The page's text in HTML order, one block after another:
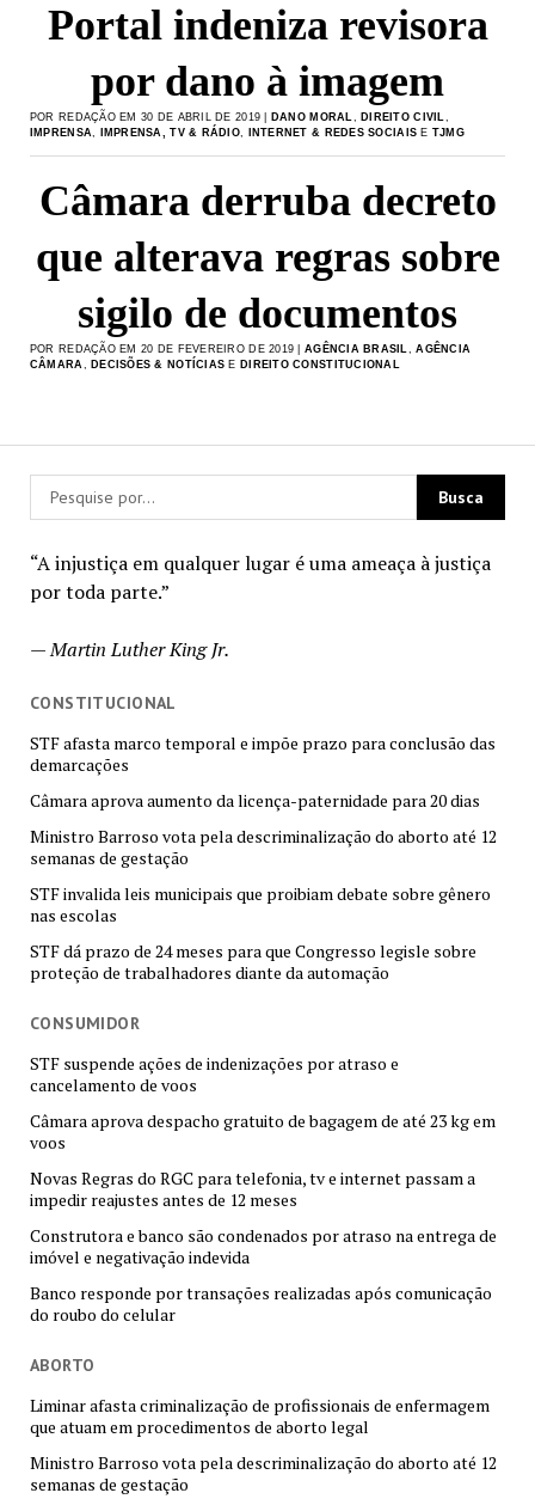
“A injustiça em qualquer lugar é uma ameaça à justiça
por toda parte.”
—Martin Luther King Jr.
CONSTITUCIONAL
STF afasta marco temporal e impõe prazo para conclusão das
demarcações
Câmara aprova aumento da licença-paternidade para 20 dias
Ministro Barroso vota pela descriminalização do aborto até 12
semanas de gestação
STF invalida leis municipais que proibiam debate sobre gênero
nas escolas
STF dá prazo de 24 meses para que Congresso legisle sobre
proteção de trabalhadores diante da automação
CONSUMIDOR
STF suspende ações de indenizações por atraso e
cancelamento de voos
Câmara aprova despacho gratuito de bagagem de até 23 kg em
voos
Novas Regras do RGC para telefonia, tv e internet passam a
impedir reajustes antes de 12 meses
Construtora e banco são condenados por atraso na entrega de
imóvel e negativação indevida
Banco responde por transações realizadas após comunicação
do roubo do celular
ABORTO
Liminar afasta criminalização de profissionais de enfermagem
que atuam em procedimentos de aborto legal
Ministro Barroso vota pela descriminalização do aborto até 12
semanas de gestação
Portal indeniza revisora
por dano à imagem
POR REDAÇÃO EM 30 DE ABRIL DE 2019 | DANO MORAL, DIREITO CIVIL,
IMPRENSA, IMPRENSA, TV & RÁDIO, INTERNET & REDES SOCIAIS E TJMG
Câmara derruba decreto
que alterava regras sobre
sigilo de documentos
POR REDAÇÃO EM 20 DE FEVEREIRO DE 2019 | AGÊNCIA BRASIL ,AGÊNCIA
CÂMARA
DECISÕES & NOTÍCIAS E DIREITO CONSTITUCIONAL